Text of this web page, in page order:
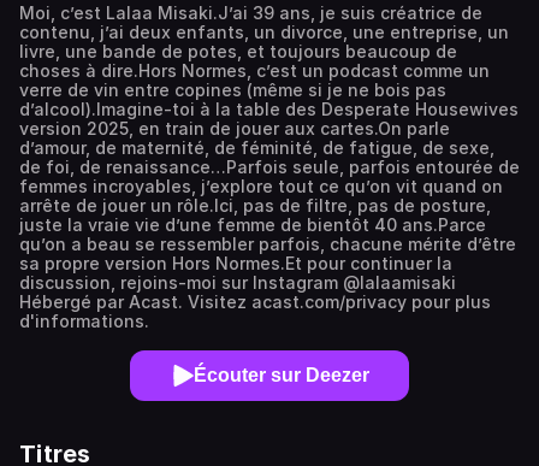
Moi, c’est Lalaa Misaki.J’ai 39 ans, je suis créatrice de
contenu, j’ai deux enfants, un divorce, une entreprise, un
livre, une bande de potes, et toujours beaucoup de
choses à dire.Hors Normes, c’est un podcast comme un
verre de vin entre copines (même si je ne bois pas
d’alcool).Imagine-toi à la table des Desperate Housewives
version 2025, en train de jouer aux cartes.On parle
d’amour, de maternité, de féminité, de fatigue, de sexe,
de foi, de renaissance…Parfois seule, parfois entourée de
femmes incroyables, j’explore tout ce qu’on vit quand on
arrête de jouer un rôle.Ici, pas de filtre, pas de posture,
juste la vraie vie d’une femme de bientôt 40 ans.Parce
qu’on a beau se ressembler parfois, chacune mérite d’être
sa propre version Hors Normes.Et pour continuer la
discussion, rejoins-moi sur Instagram @lalaamisaki
Hébergé par Acast. Visitez acast.com/privacy pour plus
d'informations.
Écouter sur Deezer
Titres